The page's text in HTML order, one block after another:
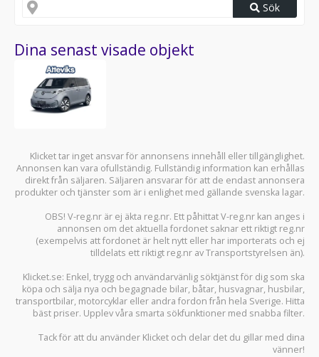
Sök
Dina senast visade objekt
Klicket tar inget ansvar för annonsens innehåll eller tillgänglighet.
Annonsen kan vara ofullständig. Fullständig information kan erhållas
direkt från säljaren. Säljaren ansvarar för att de endast annonsera
produkter och tjänster som är i enlighet med gällande svenska lagar.
OBS! V-reg.nr är ej äkta reg.nr. Ett påhittat V-reg.nr kan anges i
annonsen om det aktuella fordonet saknar ett riktigt reg.nr
(exempelvis att fordonet är helt nytt eller har importerats och ej
tilldelats ett riktigt reg.nr av Transportstyrelsen än).
Klicket.se: Enkel, trygg och användarvänlig söktjänst för dig som ska
köpa och sälja nya och begagnade bilar, båtar, husvagnar, husbilar,
transportbilar, motorcyklar eller andra fordon från hela Sverige. Hitta
bäst priser. Upplev våra smarta sökfunktioner med snabba filter.
Tack för att du använder Klicket och delar det du gillar med dina
vänner!